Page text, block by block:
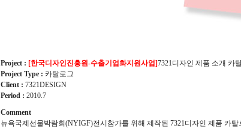
Project : [한국디자인진흥원-수출기업화지원사업]7321디자인 제품 소개 카
Project Type : 카탈로그
Client : 7321DESIGN
Period : 2010.7
Comment
뉴욕국제선물박람회(NYIGF)전시참가를 위해 제작된 7321디자인 제품 카